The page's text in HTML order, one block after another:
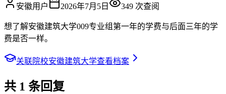
安徽用户 2026年7月5日 349 次查阅
想了解安徽建筑大学009专业组第一年的学费与后面三年的学
费是否一样。
关联院校安徽建筑大学查看档案
共 1 条回复